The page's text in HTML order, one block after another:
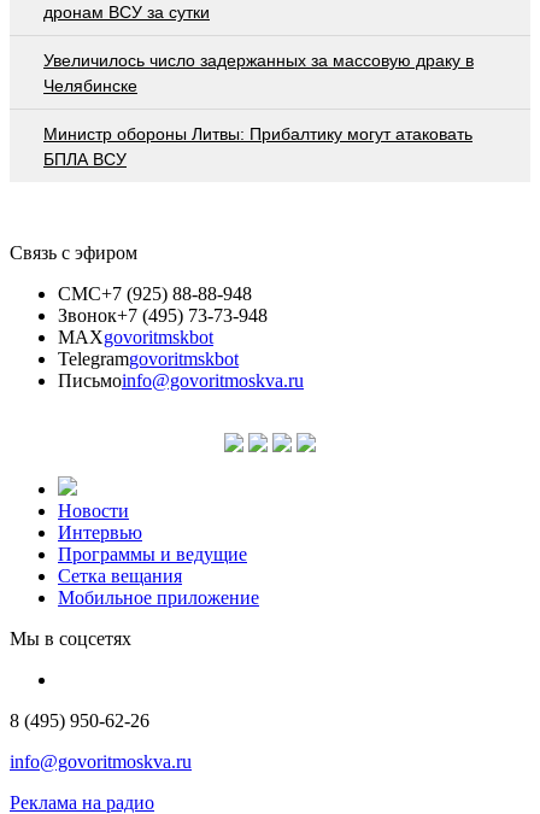
дронам ВСУ за сутки
Увеличилось число задержанных за массовую драку в
Челябинске
Министр обороны Литвы: Прибалтику могут атаковать
БПЛА ВСУ
Связь с эфиром
СМС+7 (925) 88-88-948
Звонок+7 (495) 73-73-948
MAXgovoritmskbot
Telegramgovoritmskbot
Письмоinfo@govoritmoskva.ru
Новости
Интервью
Программы и ведущие
Сетка вещания
Мобильное приложение
Мы в соцсетях
8 (495) 950-62-26
info@govoritmoskva.ru
Реклама на радио